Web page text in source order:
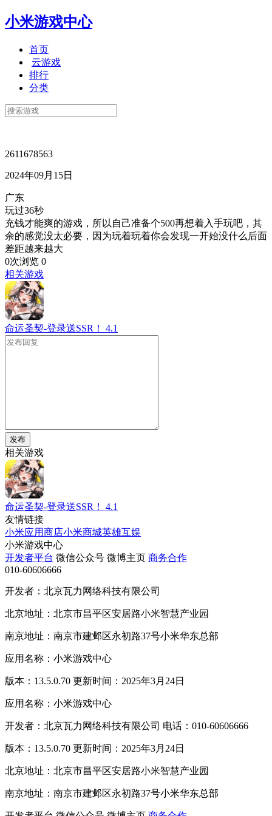
小米游戏中心
首页
云游戏
排行
分类
2611678563
2024年09月15日
广东
玩过36秒
充钱才能爽的游戏，所以自己准备个500再想着入手玩吧，其
余的感觉没太必要，因为玩着玩着你会发现一开始没什么后面
差距越来越大
0次浏览 0
相关游戏
命运圣契-登录送SSR！ 4.1
发布
相关游戏
命运圣契-登录送SSR！
4.1
友情链接
小米应用商店小米商城英雄互娱
小米游戏中心
开发者平台 微信公众号 微博主页 商务合作
010-60606666
开发者：北京瓦力网络科技有限公司
北京地址：北京市昌平区安居路小米智慧产业园
南京地址：南京市建邺区永初路37号小米华东总部
应用名称：小米游戏中心
版本：13.5.0.70 更新时间：2025年3月24日
应用名称：小米游戏中心
开发者：北京瓦力网络科技有限公司 电话：010-60606666
版本：13.5.0.70 更新时间：2025年3月24日
北京地址：北京市昌平区安居路小米智慧产业园
南京地址：南京市建邺区永初路37号小米华东总部